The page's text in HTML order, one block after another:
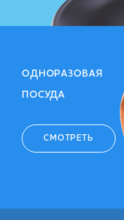
ОДНОРАЗОВАЯ
ПОСУДА
СМОТРЕТЬ